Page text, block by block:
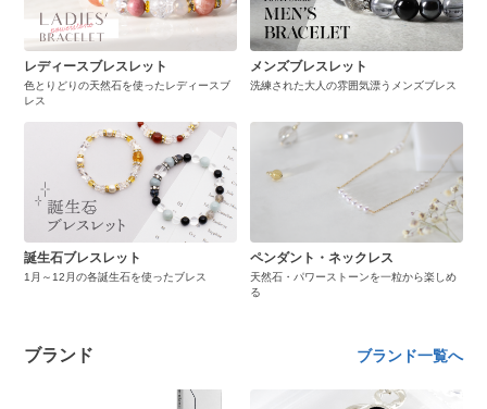
レディースブレスレット
色とりどりの天然石を使ったレディースブ
レス
メンズブレスレット
洗練された大人の雰囲気漂うメンズブレス
誕生石ブレスレット
1月～12月の各誕生石を使ったブレス
ペンダント・ネックレス
天然石・パワーストーンを一粒から楽しめ
る
ブランド ブランド一覧へ